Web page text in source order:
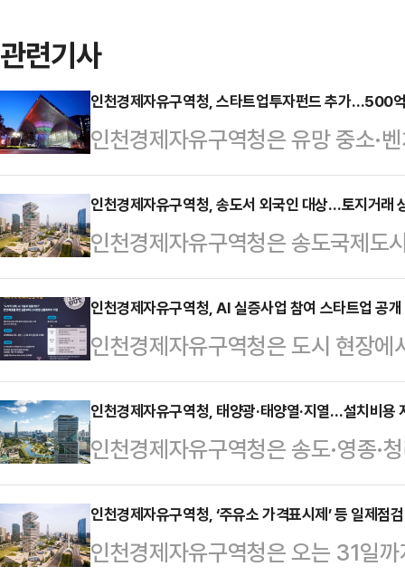
관련기사
인천경제자유구역청, 스타트업투자펀드 추가…500
인천경제자유구역청은 유망 중소·
로 '인천스타트업파크펀드 2호'를
경제청이 인천테크노파크를 통해
행조합원(GP)으로 운용하는 공공·
(AI), 모빌리티, 로보틱스 등 첨단
경제청은 펀드 조성 금액 중 75억
에 의무적으로 투자하도록 설정했
'인천스타트업파크펀드 1호'는 …
인천경제자유구역청, 송도서 외국인 대상…토지거래
인천경제자유구역청은 송도국제도
가 상담 서비스 '스윗홈 가이드'를
거래허가제를 적용받는 송도에서
로 부동산 구매에 어려움을 겪는 것
같이 토지거래허가제가 적용된 지
사전 허가를 받아야 하고, 허가일
를 지켜야 한다.인천경제청은 앞으
으로 1대 1 사전 컨설팅을 진행하…
인천경제자유구역청, AI 실증사업 참여 스타트업 공
인천경제자유구역청은 도시 현장
할 실증사업 참여 스타트업을 공개
업 7년 이내 스타트업(신산업 분야
여 신청을 받는다.인천경제청은 스
씩 총 6억원을 지원할 계획이다.기
도시재난·위험관리 등 도시 안전
관계자는 “이제 AI 기술은 개발보
인천경제자유구역청, 태양광·태양열·지열…설치비용
인천경제자유구역청은 송도·영종·
지 보급사업을 추진한다고 30일
이 사업은 민간 부문 신재생 에너지
해 추진되며 민간주택에 신재생에
인천경제자유구역청, ‘주유소 가격표시제’ 등 일제점
인천경제자유구역청은 오는 31일